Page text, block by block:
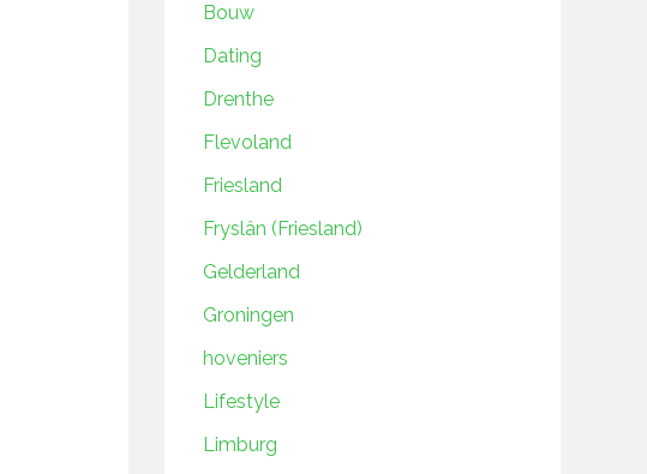
Bouw
Dating
Drenthe
Flevoland
Friesland
Fryslân (Friesland)
Gelderland
Groningen
hoveniers
Lifestyle
Limburg